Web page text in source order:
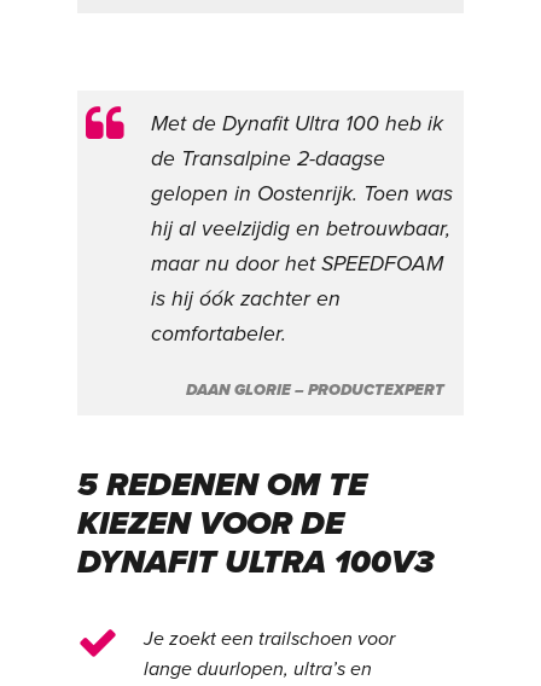
Met de Dynafit Ultra 100 heb ik
de Transalpine 2-daagse
gelopen in Oostenrijk. Toen was
hij al veelzijdig en betrouwbaar,
maar nu door het SPEEDFOAM
is hij óók zachter en
comfortabeler.
DAAN GLORIE – PRODUCTEXPERT
5 REDENEN OM TE
KIEZEN VOOR DE
DYNAFIT ULTRA 100V3
Je zoekt een trailschoen voor
lange duurlopen, ultra’s en